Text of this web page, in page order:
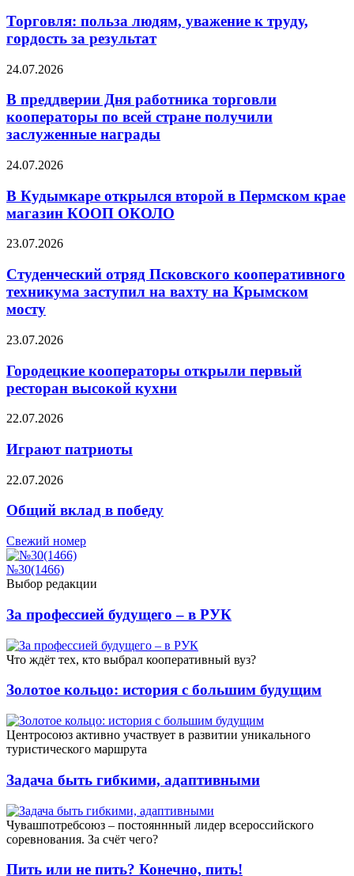
Торговля: польза людям, уважение к труду,
гордость за результат
24.07.2026
В преддверии Дня работника торговли
кооператоры по всей стране получили
заслуженные награды
24.07.2026
В Кудымкаре открылся второй в Пермском крае
магазин КООП ОКОЛО
23.07.2026
Студенческий отряд Псковского кооперативного
техникума заступил на вахту на Крымском
мосту
23.07.2026
Городецкие кооператоры открыли первый
ресторан высокой кухни
22.07.2026
Играют патриоты
22.07.2026
Общий вклад в победу
Свежий номер
№30(1466)
Выбор редакции
За профессией будущего – в РУК
Что ждёт тех, кто выбрал кооперативный вуз?
Золотое кольцо: история с большим будущим
Центросоюз активно участвует в развитии уникального
туристического маршрута
Задача быть гибкими, адаптивными
Чувашпотребсоюз – постояннный лидер всероссийского
соревнования. За счёт чего?
Пить или не пить? Конечно, пить!